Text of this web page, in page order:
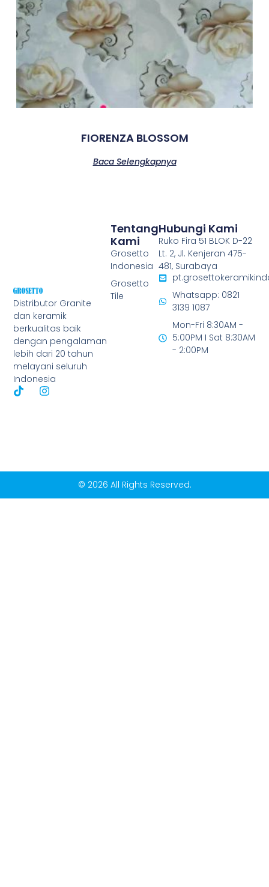
FIORENZA BLOSSOM
Baca Selengkapnya
Distributor Granite
dan keramik
berkualitas baik
dengan pengalaman
lebih dari 20 tahun
melayani seluruh
Indonesia
Tentang
Kami
Grosetto
Indonesia
Grosetto
Tile
Hubungi Kami
Ruko Fira 51 BLOK D-22
Lt. 2, Jl. Kenjeran 475-
481, Surabaya
Whatsapp: 0821
3139 1087
Mon-Fri 8:30AM -
5:00PM I Sat 8:30AM
- 2:00PM
© 2026 All Rights Reserved.